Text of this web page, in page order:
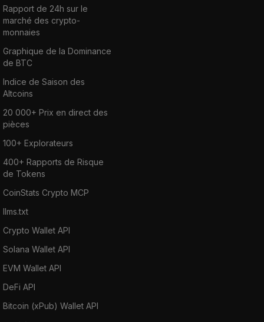
Rapport de 24h sur le
marché des crypto-
monnaies
Graphique de la Dominance
de BTC
Indice de Saison des
Altcoins
20 000+ Prix en direct des
pièces
100+ Explorateurs
400+ Rapports de Risque
de Tokens
CoinStats Crypto MCP
llms.txt
Crypto Wallet API
Solana Wallet API
EVM Wallet API
DeFi API
Bitcoin (xPub) Wallet API